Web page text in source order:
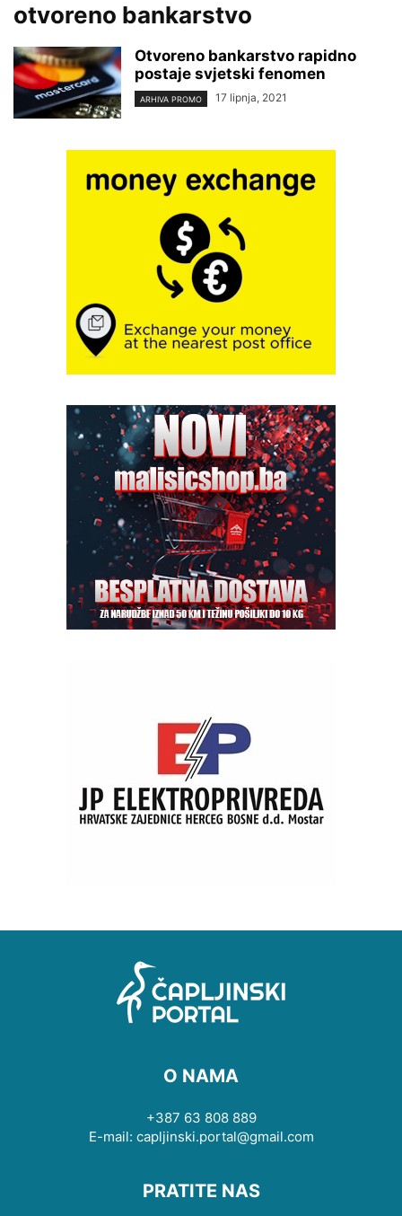
otvoreno bankarstvo
Otvoreno bankarstvo rapidno
postaje svjetski fenomen
ARHIVA PROMO 17 lipnja, 2021
O NAMA
+387 63 808 889
E-mail: capljinski.portal@gmail.com
PRATITE NAS